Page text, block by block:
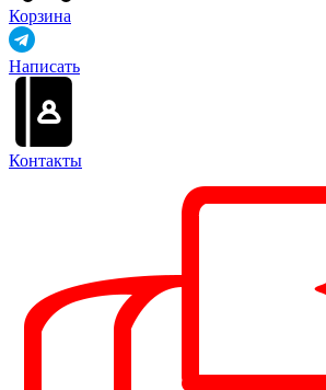
Корзина
Написать
Контакты